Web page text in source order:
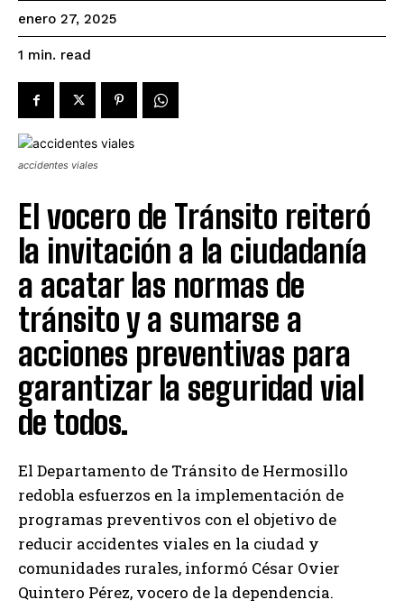
enero 27, 2025
1 min. read
accidentes viales
El vocero de Tránsito reiteró
la invitación a la ciudadanía
a acatar las normas de
tránsito y a sumarse a
acciones preventivas para
garantizar la seguridad vial
de todos.
El Departamento de Tránsito de Hermosillo
redobla esfuerzos en la implementación de
programas preventivos con el objetivo de
reducir accidentes viales en la ciudad y
comunidades rurales, informó César Ovier
Quintero Pérez, vocero de la dependencia.